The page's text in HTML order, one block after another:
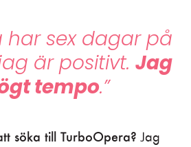
har sex dagar på
är positivt.Jag
tempo.”
söka till TurboOpera? Jag